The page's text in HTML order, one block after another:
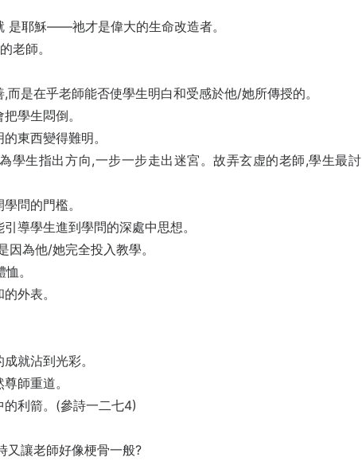
是耶穌——祂才是偉大的生命改造者。
老師。
是在乎老師能否使學生明白和受感於他/她所傳授的。
學生悶倒。
東西變得難明。
學生指出方向,一步一步走出迷宮。故弄玄虚的老師,學生最討
問的門檻。
導學生進到學問的深處中思想。
為他/她完全投入教學。
。
外表。
就沾到光彩。
師重道。
利箭。(參詩一二七4)
又讓老師好像梗骨一般?